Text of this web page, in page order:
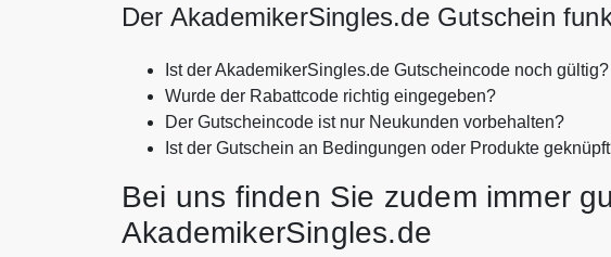
Der AkademikerSingles.de Gutschein
Ist der AkademikerSingles.de Gutscheincode noch gültig?
Wurde der Rabattcode richtig eingegeben?
Der Gutscheincode ist nur Neukunden vorbehalten?
Ist der Gutschein an Bedingungen oder Produkte
Bei uns finden Sie zudem immer
AkademikerSingles.de